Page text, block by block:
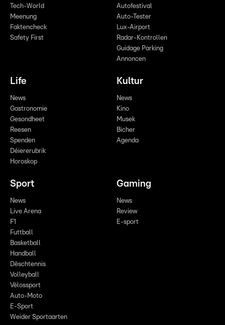
Tech-World
Meenung
Faktencheck
Safety First
Autofestival
Auto-Tester
Lux-Airport
Radar-Kontrollen
Guidage Parking
Annoncen
Life
News
Gastronomie
Gesondheet
Reesen
Spenden
Déiererubrik
Horoskop
Kultur
News
Kino
Musek
Bicher
Agenda
Sport
News
Live Arena
F1
Futtball
Basketball
Handball
Dëschtennis
Volleyball
Vëlossport
Auto-Moto
E-Sport
Weider Sportaarten
Gaming
News
Review
E-sport